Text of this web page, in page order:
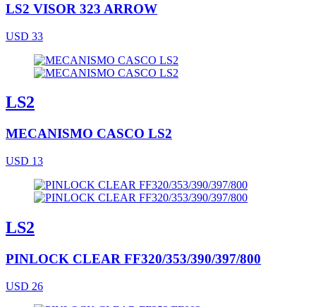
LS2 VISOR 323 ARROW
USD 33
LS2
MECANISMO CASCO LS2
USD 13
LS2
PINLOCK CLEAR FF320/353/390/397/800
USD 26